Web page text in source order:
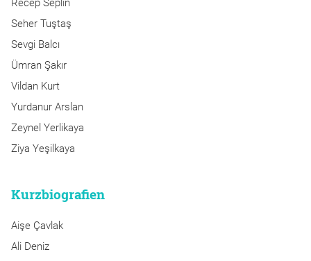
Recep Seplin
Seher Tuştaş
Sevgi Balcı
Ümran Şakır
Vildan Kurt
Yurdanur Arslan
Zeynel Yerlikaya
Ziya Yeşilkaya
Kurzbiografien
Aişe Çavlak
Ali Deniz